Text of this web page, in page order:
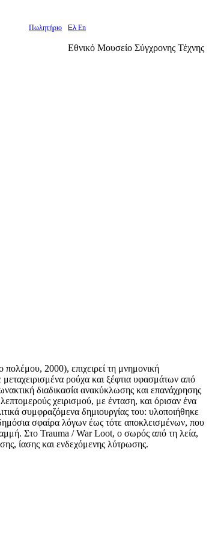
Πωλητήριο Ελ En
Εθνικό Μουσείο Σύγχρονης Τέχνης
2000), επιχειρεί τη μνημονική
ρούχα και ξέφτια υφασμάτων από
διαδικασία ανακύκλωσης και επανάχρησης
χειρισμού, με ένταση, και όρισαν ένα
συμφραζόμενα δημιουργίας του: υλοποιήθηκε
σφαίρα λόγων έως τότε αποκλεισμένων, που
Στο Trauma / War Loot, ο σωρός από τη λεία,
ίασης και ενδεχόμενης λύτρωσης.